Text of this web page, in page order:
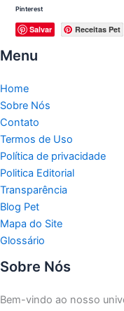
Pinterest
Salvar Receitas Pet
Menu
Home
Sobre Nós
Contato
Termos de Uso
Política de privacidade
Politica Editorial
Transparência
Blog Pet
Mapa do Site
Glossário
Sobre Nós
Bem-vindo ao nosso